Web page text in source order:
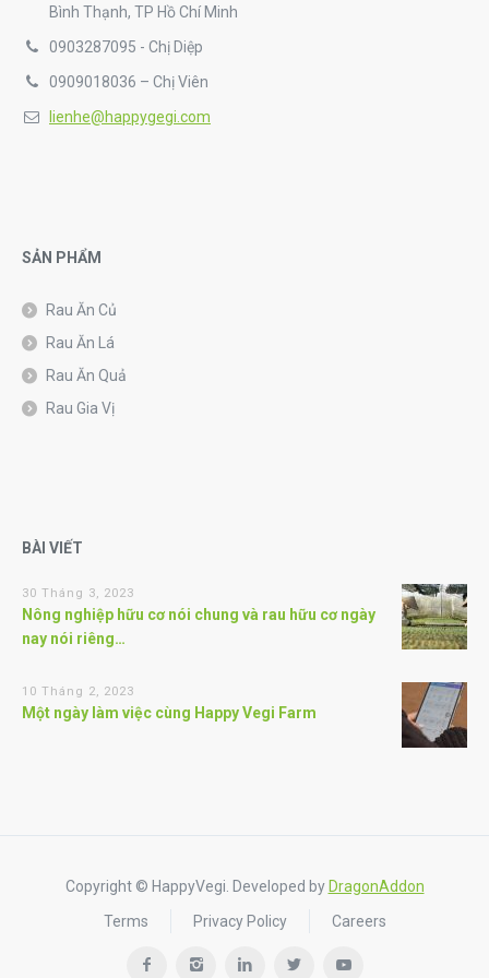
Bình Thạnh, TP Hồ Chí Minh
0903287095 - Chị Diệp
0909018036 – Chị Viên
lienhe@happygegi.com
SẢN PHẨM
Rau Ăn Củ
Rau Ăn Lá
Rau Ăn Quả
Rau Gia Vị
BÀI VIẾT
30 Tháng 3, 2023
Nông nghiệp hữu cơ nói chung và rau hữu cơ ngày
nay nói riêng…
10 Tháng 2, 2023
Một ngày làm việc cùng Happy Vegi Farm
Copyright © HappyVegi. Developed by DragonAddon
Terms
Privacy Policy Careers